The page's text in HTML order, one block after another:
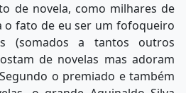
de novela, como milhares de
o fato de eu ser um fofoqueiro
(somados a tantos outros
de novelas mas adoram
o premiado e também